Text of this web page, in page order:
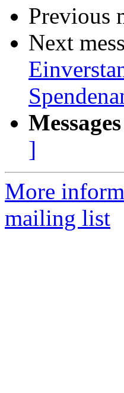
Previous
Next
]
More
mailing list